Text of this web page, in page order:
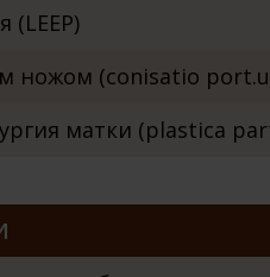
(LEEP)
ножом (conisatio
матки (plastica